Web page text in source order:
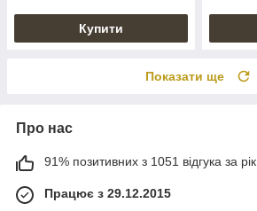
Купити
Показати ще
Про нас
91% позитивних з 1051 відгука за рік
Працює з 29.12.2015